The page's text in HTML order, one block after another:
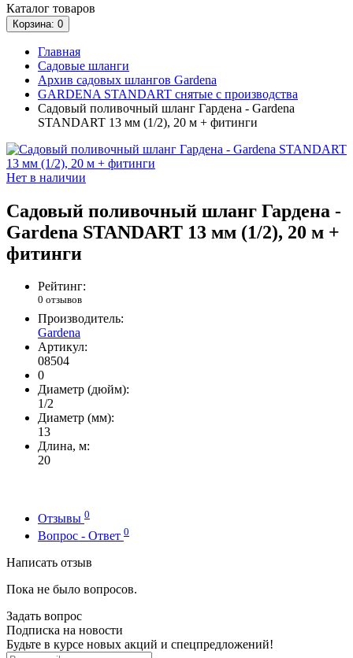
Каталог товаров
Корзина: 0
Главная
Садовые шланги
Архив садовых шлангов Gardena
GARDENA STANDART снятые с производства
Садовый поливочный шланг Гардена - Gardena
STANDART 13 мм (1/2), 20 м + фитинги
Нет в наличии
Садовый поливочный шланг Гардена -
Gardena STANDART 13 мм (1/2), 20 м +
фитинги
Рейтинг:
0 отзывов
Производитель:
Gardena
Артикул:
08504
0
Диаметр (дюйм):
1/2
Диаметр (мм):
13
Длина, м:
20
Отзывы 0
Вопрос - Ответ 0
Написать отзыв
Пока не было вопросов.
Задать вопрос
Подписка на новости
Будьте в курсе новых акций и спецпредложений!